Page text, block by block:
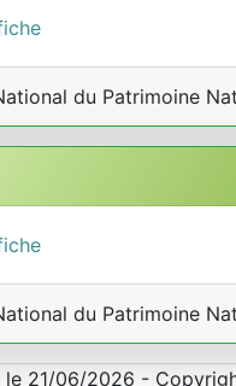
du Patrimoine
du Patrimoine
le 21/06/2026 -